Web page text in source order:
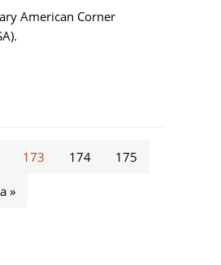
American Corner
173 174 175
»